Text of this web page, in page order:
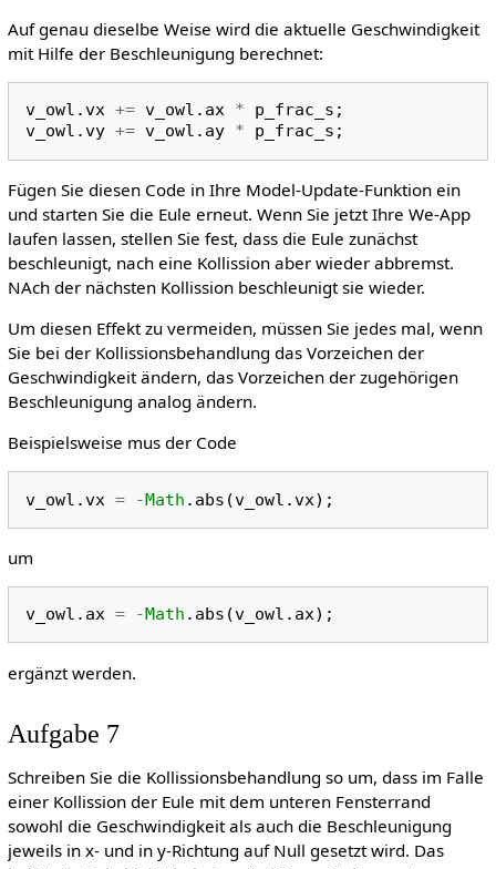
Auf genau dieselbe Weise wird die aktuelle Geschwindigkeit
mit Hilfe der Beschleunigung berechnet:
v_owl .vx += v_owl . ax * p_frac_s ;
v_owl .vy += v_owl . ay * p_frac_s ;
Fügen Sie diesen Code in Ihre Model-Update-Funktion ein
und starten Sie die Eule erneut. Wenn Sie jetzt Ihre We-App
laufen lassen, stellen Sie fest, dass die Eule zunächst
beschleunigt, nach eine Kollission aber wieder abbremst.
NAch der nächsten Kollission beschleunigt sie wieder.
Um diesen Effekt zu vermeiden, müssen Sie jedes mal, wenn
Sie bei der Kollissionsbehandlung das Vorzeichen der
Geschwindigkeit ändern, das Vorzeichen der zugehörigen
Beschleunigung analog ändern.
Beispielsweise mus der Code
v_owl .vx = -Math . abs (v_owl .vx);
um
v_owl . ax = -Math . abs (v_owl . ax);
ergänzt werden.
Aufgabe 7
Schreiben Sie die Kollissionsbehandlung so um, dass im Falle
einer Kollission der Eule mit dem unteren Fensterrand
sowohl die Geschwindigkeit als auch die Beschleunigung
jeweils in x- und in y-Richtung auf Null gesetzt wird. Das